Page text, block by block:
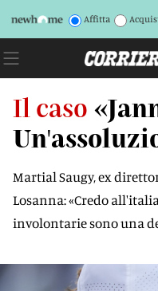
Affitta
Il caso
Martial Saugy, ex
Losanna: «Credo
involontarie sono una